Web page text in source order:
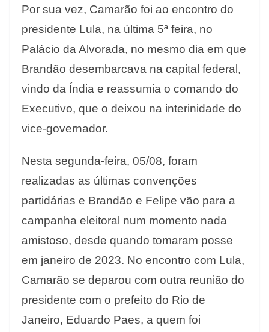
Por sua vez, Camarão foi ao encontro do
presidente Lula, na última 5ª feira, no
Palácio da Alvorada, no mesmo dia em que
Brandão desembarcava na capital federal,
vindo da Índia e reassumia o comando do
Executivo, que o deixou na interinidade do
vice-governador.
Nesta segunda-feira, 05/08, foram
realizadas as últimas convenções
partidárias e Brandão e Felipe vão para a
campanha eleitoral num momento nada
amistoso, desde quando tomaram posse
em janeiro de 2023. No encontro com Lula,
Camarão se deparou com outra reunião do
presidente com o prefeito do Rio de
Janeiro, Eduardo Paes, a quem foi